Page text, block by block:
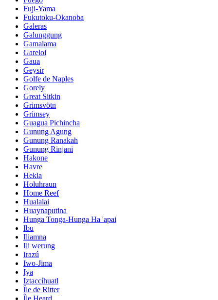
Fuji-Yama
Fukutoku-Okanoba
Galeras
Galunggung
Gamalama
Gareloi
Gaua
Geysir
Golfe de Naples
Gorely
Great Sitkin
Grimsvötn
Grímsey
Guagua Pichincha
Gunung Agung
Gunung Ranakah
Gunung Rinjani
Hakone
Havre
Hekla
Holuhraun
Home Reef
Hualalai
Huaynaputina
Hunga Tonga-Hunga Ha 'apai
Ibu
Iliamna
Ili werung
Irazú
Iwo-Jima
Iya
Iztaccíhuatl
Île de Ritter